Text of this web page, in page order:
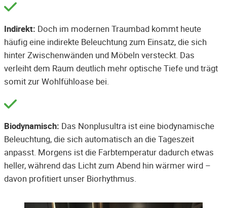
Indirekt: Doch im modernen Traumbad kommt heute
häufig eine indirekte Beleuchtung zum Einsatz, die sich
hinter Zwischenwänden und Möbeln versteckt. Das
verleiht dem Raum deutlich mehr optische Tiefe und trägt
somit zur Wohlfühloase bei.
Biodynamisch: Das Nonplusultra ist eine biodynamische
Beleuchtung, die sich automatisch an die Tageszeit
anpasst. Morgens ist die Farbtemperatur dadurch etwas
heller, während das Licht zum Abend hin wärmer wird –
davon profitiert unser Biorhythmus.